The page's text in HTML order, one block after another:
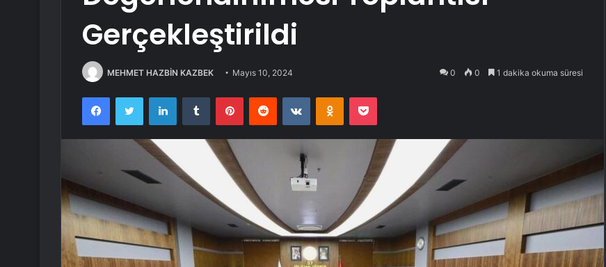
Gerçekleştirildi
MEHMET HAZBİN KAZBEK Mayıs 10, 2024 0 0 1 dakika okuma süresi
FacebookTwitter LinkedInTumblr PinterestReddit VKontakteOdnoklassniki
Pocket